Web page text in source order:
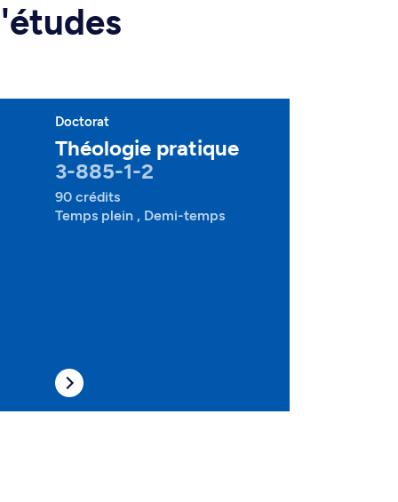
Doctorat
Théologie pratique
3-885-1-2
90 crédits
Temps plein , Demi-temps